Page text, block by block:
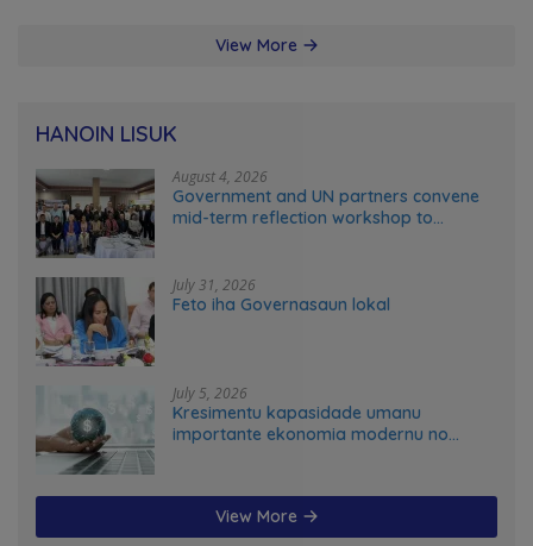
View More
HANOIN LISUK
August 4, 2026
Government and UN partners convene
mid-term reflection workshop to
July 31, 2026
Feto iha Governasaun lokal
July 5, 2026
Kresimentu kapasidade umanu
importante ekonomia modernu no
View More